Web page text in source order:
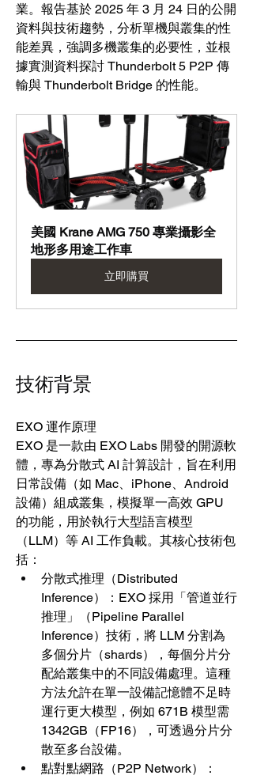
業。報告基於 2025 年 3 月 24 日的公開
資料與技術趨勢，分析單機與叢集的性
能差異，強調多機叢集的必要性，並根
據實測資料探討 Thunderbolt 5 P2P 傳
輸與 Thunderbolt Bridge 的性能。
美國 Krane AMG 750 專業攝影全
地形多用途工作車
立即購買
技術背景
EXO 運作原理
EXO 是一款由 EXO Labs 開發的開源軟
體，專為分散式 AI 計算設計，旨在利用
日常設備（如 Mac、iPhone、Android
設備）組成叢集，模擬單一高效 GPU
的功能，用於執行大型語言模型
（LLM）等 AI 工作負載。其核心技術包
括：
分散式推理（Distributed
Inference）：EXO 採用「管道並行
推理」（Pipeline Parallel
Inference）技術，將 LLM 分割為
多個分片（shards），每個分片分
配給叢集中的不同設備處理。這種
方法允許在單一設備記憶體不足時
運行更大模型，例如 671B 模型需
1342GB（FP16），可透過分片分
散至多台設備。
點對點網路（P2P Network）：